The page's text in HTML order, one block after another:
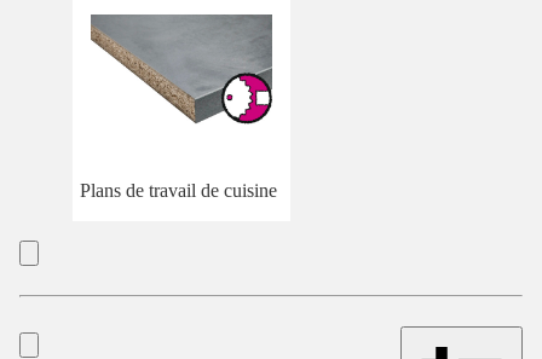
Plans de travail de cuisine